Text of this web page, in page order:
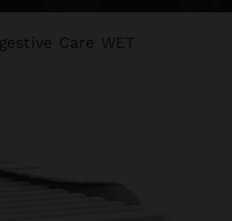
Care WET